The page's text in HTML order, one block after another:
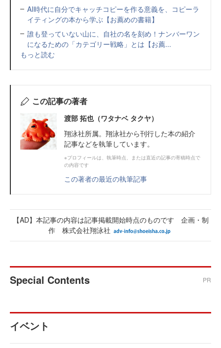
AI時代に自分でキャッチコピーを作る意義を、コピーラ
イティングの本から学ぶ【お薦めの書籍】
誰も登っていない山に、自社の名を刻め！ナンバーワン
になるための「カテゴリー戦略」とは【お薦...
もっと読む
この記事の著者
渡部 拓也（ワタナベ タクヤ）
翔泳社所属。翔泳社から刊行した本の紹介
記事などを執筆しています。
※プロフィールは、執筆時点、または直近の記事の寄稿時点で
の内容です
この著者の最近の執筆記事
【AD】本記事の内容は記事掲載開始時点のものです 企画・制
作 株式会社翔泳社
Special Contents PR
イベント